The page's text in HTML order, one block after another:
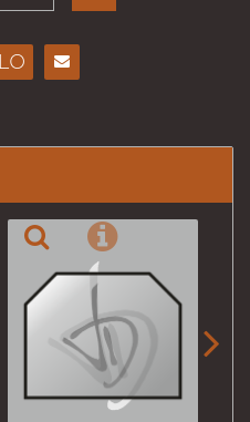
